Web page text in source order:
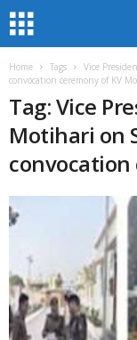
Home Tags
Vice
convocation ceremony of KV
Tag: Vice
Motihari on